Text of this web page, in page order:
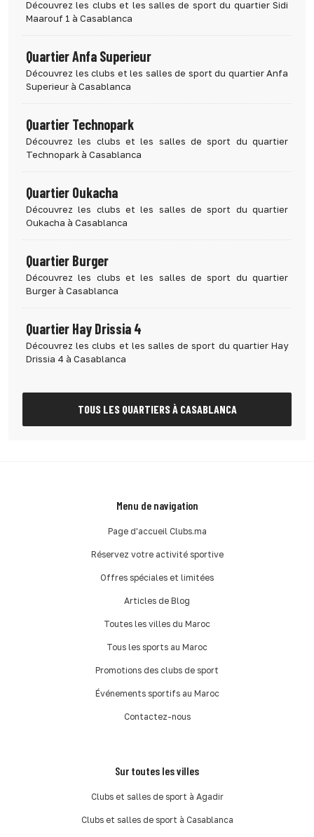
Découvrez les clubs et les salles de sport du quartier Sidi
Maarouf 1 à Casablanca
Quartier Anfa Superieur
Découvrez les clubs et les salles de sport du quartier Anfa
Superieur à Casablanca
Quartier Technopark
Découvrez les clubs et les salles de sport du quartier
Technopark à Casablanca
Quartier Oukacha
Découvrez les clubs et les salles de sport du quartier
Oukacha à Casablanca
Quartier Burger
Découvrez les clubs et les salles de sport du quartier
Burger à Casablanca
Quartier Hay Drissia 4
Découvrez les clubs et les salles de sport du quartier Hay
Drissia 4 à Casablanca
TOUS LES QUARTIERS À CASABLANCA
Menu de navigation
Page d'accueil Clubs.ma
Réservez votre activité sportive
Offres spéciales et limitées
Articles de Blog
Toutes les villes du Maroc
Tous les sports au Maroc
Promotions des clubs de sport
Événements sportifs au Maroc
Contactez-nous
Sur toutes les villes
Clubs et salles de sport à Agadir
Clubs et salles de sport à Casablanca